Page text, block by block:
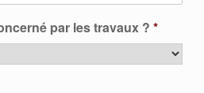
par les travaux ? *